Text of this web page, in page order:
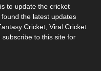
to update the cricket
the latest updates
Cricket, Viral Cricket
to this site for